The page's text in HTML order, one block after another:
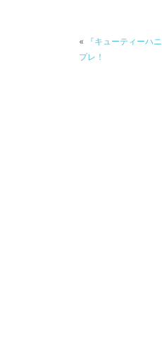
b er
«
『キューティーハ
プレ！